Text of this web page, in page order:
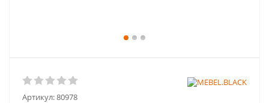
Артикул:80978